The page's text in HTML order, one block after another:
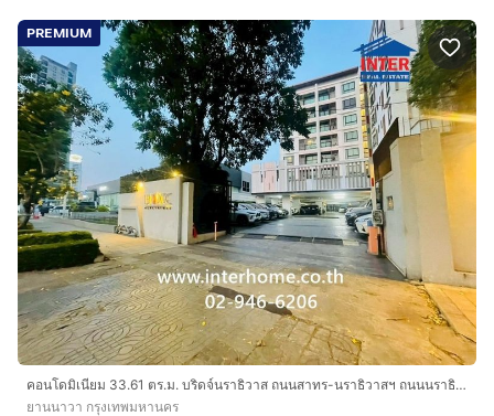
PREMIUM
คอนโดมิเนียม 33.61 ตร.ม. บริดจ์นราธิวาส ถนนสาทร-นราธิวาสฯ ถนนนราธิวาสราชนครินทร์ เขตยานนาวา กรุงเทพมหานคร
ยานนาวา กรุงเทพมหานคร